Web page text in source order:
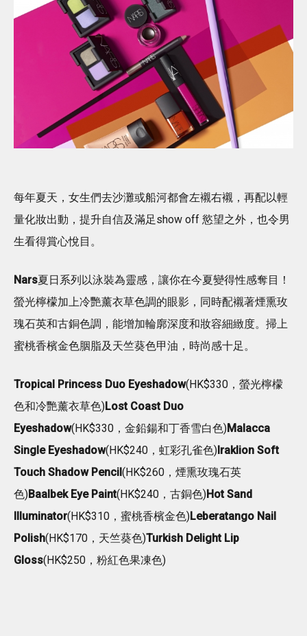
每年夏天，女生們去沙灘或船河都會左襯右襯，再配以輕
量化妝出動，提升自信及滿足show off 慾望之外，也令男
生看得賞心悅目。
Nars夏日系列以泳裝為靈感，讓你在今夏變得性感奪目！
螢光檸檬加上冷艷薰衣草色調的眼影，同時配襯著煙熏玫
瑰石英和古銅色調，能增加輪廓深度和妝容細緻度。掃上
蜜桃香檳金色胭脂及天竺葵色甲油，時尚感十足。
Tropical Princess Duo Eyeshadow(HK$330，螢光檸檬
色和冷艷薰衣草色)Lost Coast Duo
Eyeshadow(HK$330，金鉛鍚和丁香雪白色)Malacca
Single Eyeshadow(HK$240，虹彩孔雀色)Iraklion Soft
Touch Shadow Pencil(HK$260，煙熏玫瑰石英
色)Baalbek Eye Paint(HK$240，古銅色)Hot Sand
Illuminator(HK$310，蜜桃香檳金色)Leberatango Nail
Polish(HK$170，天竺葵色)Turkish Delight Lip
Gloss(HK$250，粉紅色果凍色)